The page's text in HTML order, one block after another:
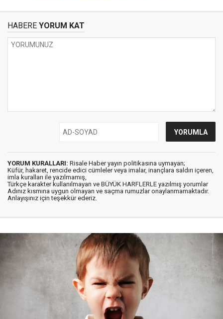
HABERE YORUM KAT
YORUM KURALLARI: Risale Haber yayın politikasına uymayan;
Küfür, hakaret, rencide edici cümleler veya imalar, inançlara saldırı içeren,
imla kuralları ile yazılmamış,
Türkçe karakter kullanılmayan ve BÜYÜK HARFLERLE yazılmış yorumlar
Adınız kısmına uygun olmayan ve saçma rumuzlar onaylanmamaktadır.
Anlayışınız için teşekkür ederiz.